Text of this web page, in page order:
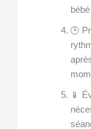
🕒
📱